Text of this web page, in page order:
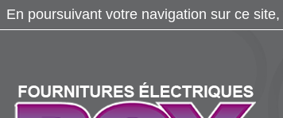
En poursuivant votre navigation sur ce